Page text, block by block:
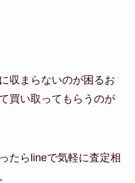
収まらないのが困るお
買い取ってもらうのが
たらlineで気軽に査定相